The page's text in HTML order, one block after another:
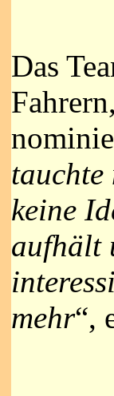
Das
keine
aufhält
mehr“,